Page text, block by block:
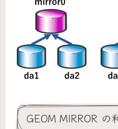
GEOM MIRROR の